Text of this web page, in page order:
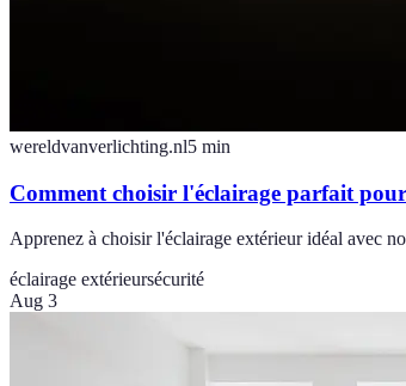
wereldvanverlichting.nl5 min
Comment choisir l'éclairage parfait
Apprenez à choisir l'éclairage extérieur idéal avec
éclairage extérieursécurité
Aug 3